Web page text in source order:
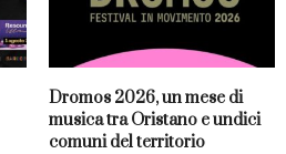
Dromos 2026, un mese di
musica tra Oristano e undici
comuni del territorio